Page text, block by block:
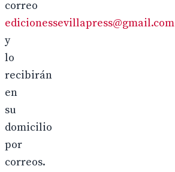
correo
edicionessevillapress@gmail.com
y
lo
recibirán
en
su
domicilio
por
correos.